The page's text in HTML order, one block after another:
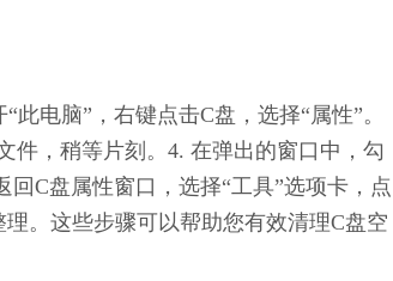
电脑”，右键点击C盘，选择“属性”。
件，稍等片刻。4. 在弹出的窗口中，勾
回C盘属性窗口，选择“工具”选项卡，点
。这些步骤可以帮助您有效清理C盘空